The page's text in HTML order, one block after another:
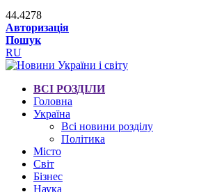
44.4278
Авторизація
Пошук
RU
ВСІ РОЗДІЛИ
Головна
Україна
Всі новини розділу
Політика
Місто
Світ
Бізнес
Наука